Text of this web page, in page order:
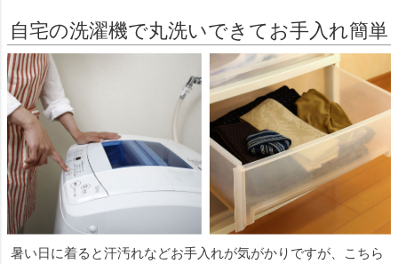
自宅の洗濯機で丸洗いできてお手入れ簡単
暑い日に着ると汗汚れなどお手入れが気がかりですが、こちら